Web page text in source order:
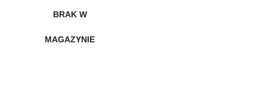
BRAK W
MAGAZYNIE